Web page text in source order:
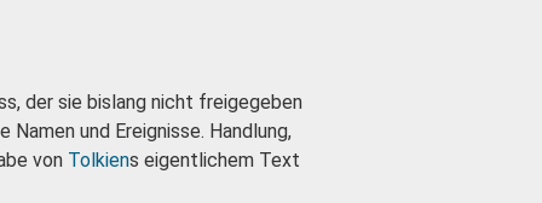
der sie bislang nicht freigegeben
und Ereignisse. Handlung,
von Tolkiens eigentlichem Text